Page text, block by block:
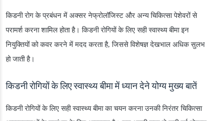
किडनी रोग के प्रबंधन में अक्सर नेफ्रोलॉजिस्ट और अन्य चिकित्सा पेशेवरों से
परामर्श करना शामिल होता है। किडनी रोगियों के लिए सही स्वास्थ्य बीमा इन
नियुक्तियों को कवर करने में मदद करता है, जिससे विशेषज्ञ देखभाल अधिक सुलभ
हो जाती है।
किडनी रोगियों के लिए स्वास्थ्य बीमा में ध्यान देने योग्य मुख्य बातें
किडनी रोगियों के लिए सही स्वास्थ्य बीमा का चयन करना उनकी निरंतर चिकित्सा